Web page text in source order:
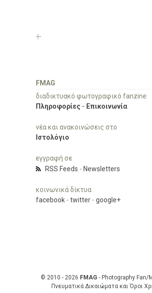
FMAG
διαδικτυακό φωτογραφικό fanzine
Πληροφορίες - Επικοινωνία
νέα και ανακοινώσεις στο
Ιστολόγιο
εγγραφή σε
RSS Feeds - Newsletters
κοινωνικά δίκτυα
facebook - twitter - google+
© 2010 - 2026 FMAG - Photography Fan/
Πνευματικά Δικαιώματα και Όροι